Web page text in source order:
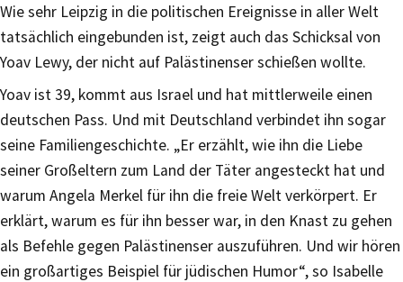
Wie sehr Leipzig in die politischen Ereignisse in aller Welt
tatsächlich eingebunden ist, zeigt auch das Schicksal von
Yoav Lewy, der nicht auf Palästinenser schießen wollte.
Yoav ist 39, kommt aus Israel und hat mittlerweile einen
deutschen Pass. Und mit Deutschland verbindet ihn sogar
seine Familiengeschichte. „Er erzählt, wie ihn die Liebe
seiner Großeltern zum Land der Täter angesteckt hat und
warum Angela Merkel für ihn die freie Welt verkörpert. Er
erklärt, warum es für ihn besser war, in den Knast zu gehen
als Befehle gegen Palästinenser auszuführen. Und wir hören
ein großartiges Beispiel für jüdischen Humor“, so Isabelle